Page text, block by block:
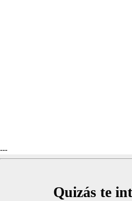
---
Quizás te